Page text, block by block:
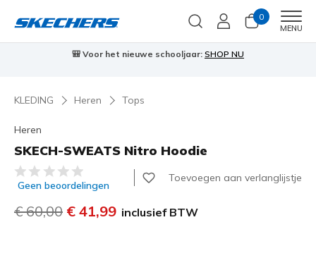
0
MENU
🎒 Voor het nieuwe schooljaar: SHOP NU
KLEDING Heren Tops
Heren
SKECH-SWEATS Nitro Hoodie
4,3 van de 5 klantbeoordelingen
Geen beoordelingen
Toevoegen aan verlanglijstje
Prijs verlaagd van
€ 60,00 naar
€ 41,99 inclusief BTW